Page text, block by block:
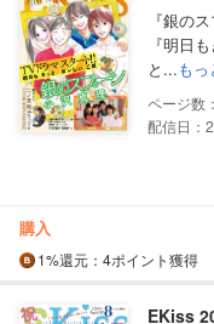
『銀の
『明日
と...も
配信日：
購入
1%還元 ：4ポイント獲得
EKiss